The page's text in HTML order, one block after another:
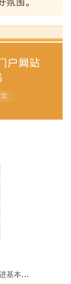
蓝山县人民政府办公室关于印发《蓝山县推进基本养老服务体系建设若干措施》的通知